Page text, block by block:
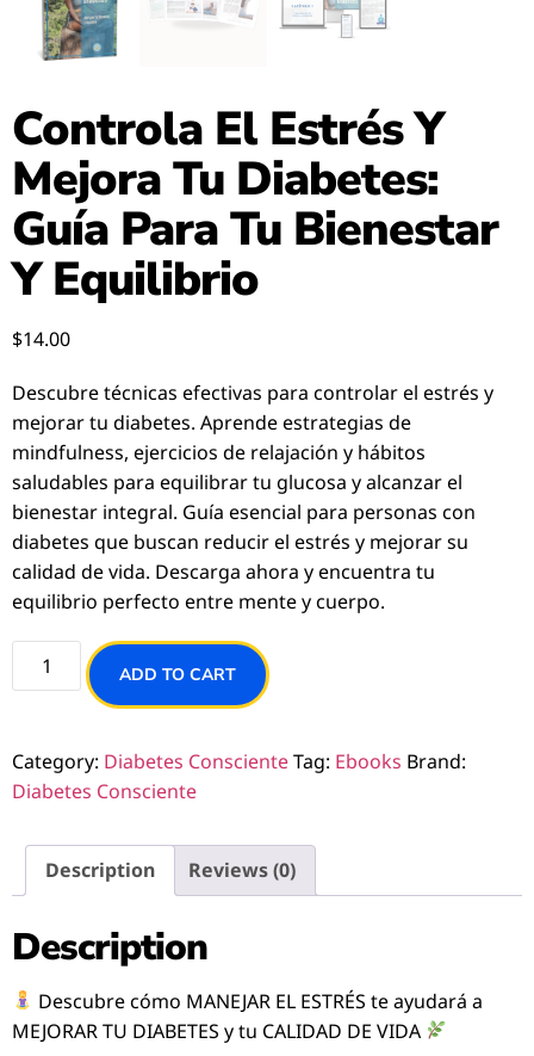
Controla El Estrés Y
Mejora Tu Diabetes:
Guía Para Tu Bienestar
Y Equilibrio
$14.00
Descubre técnicas efectivas para controlar el estrés y
mejorar tu diabetes. Aprende estrategias de
mindfulness, ejercicios de relajación y hábitos
saludables para equilibrar tu glucosa y alcanzar el
bienestar integral. Guía esencial para personas con
diabetes que buscan reducir el estrés y mejorar su
calidad de vida. Descarga ahora y encuentra tu
equilibrio perfecto entre mente y cuerpo.
ADD TO CART
Category: Diabetes ConscienteTag: Ebooks Brand:
Diabetes Consciente
Description Reviews (0)
Description
Descubre cómo MANEJAR EL ESTRÉS te ayudará a
MEJORAR TU DIABETES y tu CALIDAD DE VIDA